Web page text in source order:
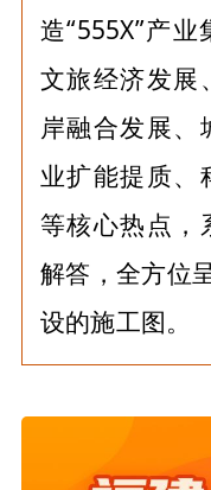
造“555X”产业
文旅经济发展
岸融合发展、
业扩能提质、
等核心热点，
解答，全方位
设的施工图。